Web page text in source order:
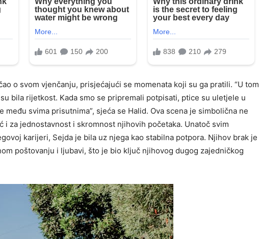
o svom vjenčanju, prisjećajući se momenata koji su ga pratili. “U tom
bila rijetkost. Kada smo se pripremali potpisati, ptice su uletjele u
svima prisutnima”, sjeća se Halid. Ova scena je simbolična ne
i za jednostavnost i skromnost njihovih početaka. Unatoč svim
karijeri, Sejda je bila uz njega kao stabilna potpora. Njihov brak je
poštovanju i ljubavi, što je bio ključ njihovog dugog zajedničkog